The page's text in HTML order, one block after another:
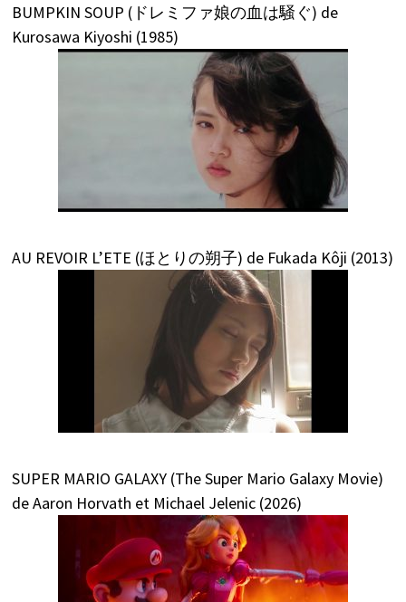
BUMPKIN SOUP (ドレミファ娘の血は騒ぐ) de
Kurosawa Kiyoshi (1985)
AU REVOIR L’ETE (ほとりの朔子) de Fukada Kôji (2013)
SUPER MARIO GALAXY (The Super Mario Galaxy Movie)
de Aaron Horvath et Michael Jelenic (2026)